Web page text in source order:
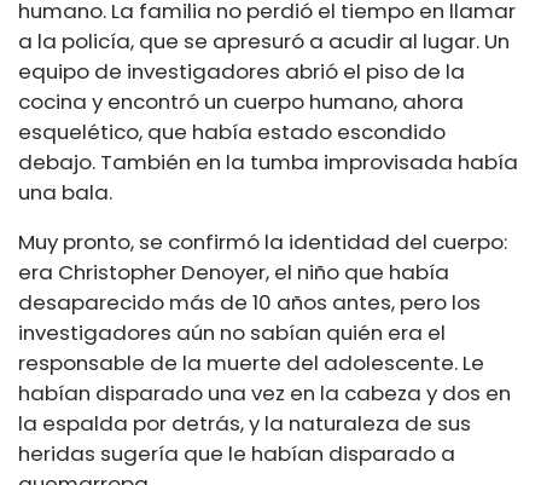
humano. La familia no perdió el tiempo en llamar
a la policía, que se apresuró a acudir al lugar. Un
equipo de investigadores abrió el piso de la
cocina y encontró un cuerpo humano, ahora
esquelético, que había estado escondido
debajo. También en la tumba improvisada había
una bala.
Muy pronto, se confirmó la identidad del cuerpo:
era Christopher Denoyer, el niño que había
desaparecido más de 10 años antes, pero los
investigadores aún no sabían quién era el
responsable de la muerte del adolescente. Le
habían disparado una vez en la cabeza y dos en
la espalda por detrás, y la naturaleza de sus
heridas sugería que le habían disparado a